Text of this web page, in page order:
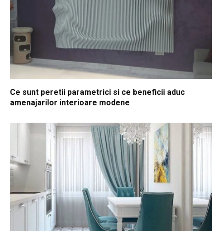
Ce sunt peretii parametrici si ce beneficii aduc
amenajarilor interioare modene